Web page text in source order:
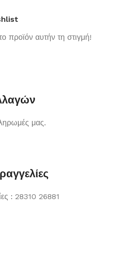
προϊόν αυτήν τη στιγμή!
μας.
: 28310 26881